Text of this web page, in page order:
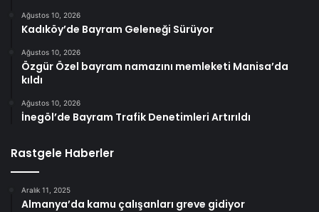
Ağustos 10, 2026
Kadıköy’de Bayram Geleneği Sürüyor
Ağustos 10, 2026
Özgür Özel bayram namazını memleketi Manisa’da
kıldı
Ağustos 10, 2026
İnegöl’de Bayram Trafik Denetimleri Artırıldı
Rastgele Haberler
Aralık 11, 2025
Almanya’da kamu çalışanları greve gidiyor